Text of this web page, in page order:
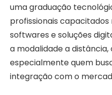
uma graduação
profissionais
softwares e soluções
a modalidade a
especialmente quem
integração com o